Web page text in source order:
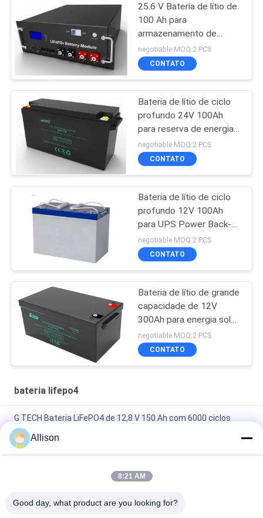
25.6 V Bateria de lítio de
100 Ah para
armazenamento de
energia solar fora da
rede
negotiable MOQ:2 PCS
CONTATO
Bateria de lítio de ciclo
profundo 24V 100Ah
para reserva de energia e
armazenamento de
energia
negotiable MOQ:2 PCS
CONTATO
Bateria de lítio de ciclo
profundo 12V 100Ah
para UPS Power Back-up
e armazenamento de
energia
negotiable MOQ:2 PCS
CONTATO
Bateria de lítio de grande
capacidade de 12V
300Ah para energia solar
e de reserva
negotiable MOQ:2 PCS
CONTATO
bateria lifepo4
G TECH Bateria LiFePO4 de 12,8 V 150 Ah com 6000 ciclos
para armazenamento de energia solar
G TECH Bateria LiFePO4 72V 30Ah com 6000 ciclos de vida útil
para bicicletas e triciclos elétricos
para bicicleta elétrica e triciclo
Allison
8:21 AM
Good day, what product are you looking for?